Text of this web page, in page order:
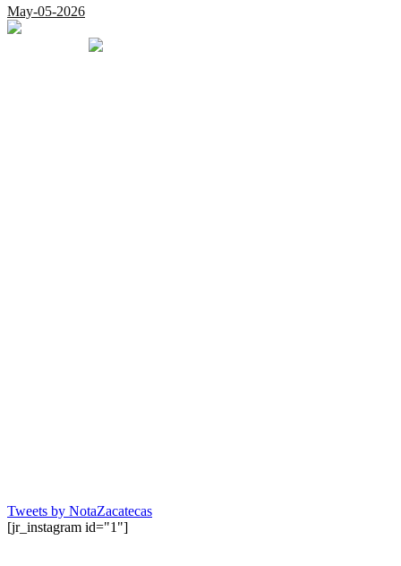
May-05-2026
Tweets by NotaZacatecas
[jr_instagram id="1"]